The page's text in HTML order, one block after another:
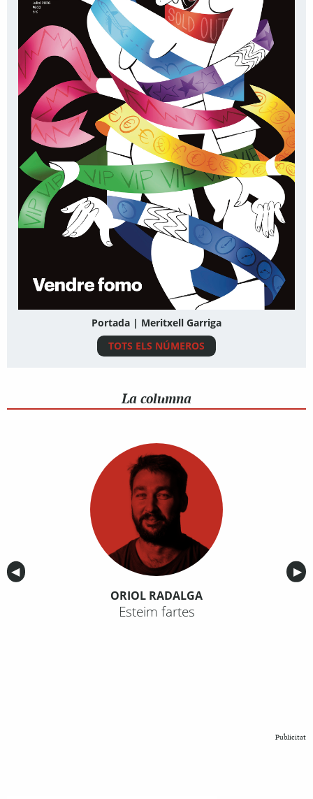
Portada | Meritxell Garriga
TOTS ELS NÚMEROS
La columna
Anterior
◀︎ ▶︎
ORIOL RADALGA
Esteim fartes
Publicitat